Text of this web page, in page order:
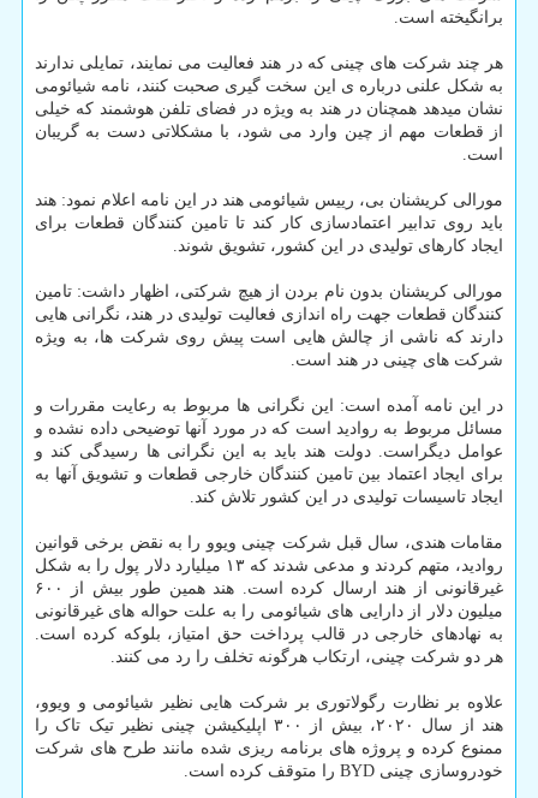
برانگیخته است.
هر چند شرکت های چینی که در هند فعالیت می نمایند، تمایلی ندارند
به شکل علنی درباره ی این سخت گیری صحبت کنند، نامه شیائومی
نشان میدهد همچنان در هند به ویژه در فضای تلفن هوشمند که خیلی
از قطعات مهم از چین وارد می شود، با مشکلاتی دست به گریبان
است.
مورالی کریشنان بی، رییس شیائومی هند در این نامه اعلام نمود: هند
باید روی تدابیر اعتمادسازی کار کند تا تامین کنندگان قطعات برای
ایجاد کارهای تولیدی در این کشور، تشویق شوند.
مورالی کریشنان بدون نام بردن از هیچ شرکتی، اظهار داشت: تامین
کنندگان قطعات جهت راه اندازی فعالیت تولیدی در هند، نگرانی هایی
دارند که ناشی از چالش هایی است پیش روی شرکت ها، به ویژه
شرکت های چینی در هند است.
در این نامه آمده است: این نگرانی ها مربوط به رعایت مقررات و
مسائل مربوط به روادید است که در مورد آنها توضیحی داده نشده و
عوامل دیگراست. دولت هند باید به این نگرانی ها رسیدگی کند و
برای ایجاد اعتماد بین تامین کنندگان خارجی قطعات و تشویق آنها به
ایجاد تاسیسات تولیدی در این کشور تلاش کند.
مقامات هندی، سال قبل شرکت چینی ویوو را به نقض برخی قوانین
روادید، متهم کردند و مدعی شدند که ۱۳ میلیارد دلار پول را به شکل
غیرقانونی از هند ارسال کرده است. هند همین طور بیش از ۶۰۰
میلیون دلار از دارایی های شیائومی را به علت حواله های غیرقانونی
به نهادهای خارجی در قالب پرداخت حق امتیاز، بلوکه کرده است.
هر دو شرکت چینی، ارتکاب هرگونه تخلف را رد می کنند.
علاوه بر نظارت رگولاتوری بر شرکت هایی نظیر شیائومی و ویوو،
هند از سال ۲۰۲۰، بیش از ۳۰۰ اپلیکیشن چینی نظیر تیک تاک را
ممنوع کرده و پروژه های برنامه ریزی شده مانند طرح های شرکت
خودروسازی چینی BYD را متوقف کرده است.